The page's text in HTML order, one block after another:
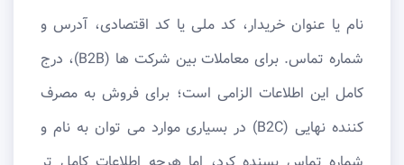
نام یا عنوان خریدار، کد ملی یا کد اقتصادی، آدرس و
شماره تماس. برای معاملات بین شرکت ها (B2B)، درج
کامل این اطلاعات الزامی است؛ برای فروش به مصرف
کننده نهایی (B2C) در بسیاری موارد می توان به نام و